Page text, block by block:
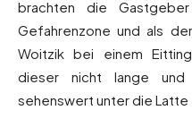
brachten die
Gefahrenzone und als
Woitzik bei einem
dieser nicht lange und
sehenswert unter die Latte